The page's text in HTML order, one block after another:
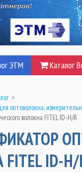
ЭТМ Каталог
>
оптоволокна,
волокна FITEL ID-H/R
ID-H/